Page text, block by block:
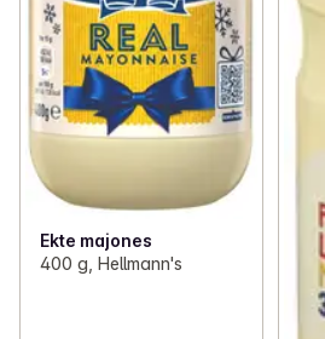
Ekte majones
400 g, Hellmann's